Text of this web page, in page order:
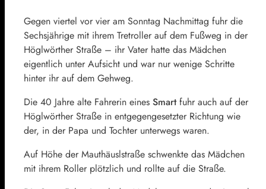
Gegen viertel vor vier am Sonntag Nachmittag fuhr die
Sechsjährige mit ihrem Tretroller auf dem Fußweg in der
Höglwörther Straße – ihr Vater hatte das Mädchen
eigentlich unter Aufsicht und war nur wenige Schritte
hinter ihr auf dem Gehweg.
Die 40 Jahre alte Fahrerin eines Smartfuhr auch auf der
Höglwörther Straße in entgegengesetzter Richtung wie
der, in der Papa und Tochter unterwegs waren.
Auf Höhe der Mauthäuslstraße schwenkte das Mädchen
mit ihrem Roller plötzlich und rollte auf die Straße.